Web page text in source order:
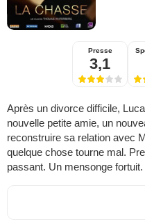
Presse
3,1
Après un divorce difficile,
nouvelle petite amie, un
reconstruire sa relation avec
quelque chose tourne mal.
passant. Un mensonge fortuit.